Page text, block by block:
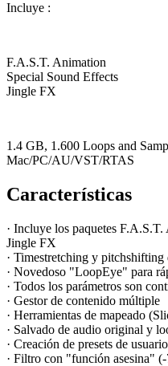
Incluye :
F.A.S.T. Animation
Special Sound Effects
Jingle FX
1.4 GB, 1.600 Loops and
Mac/PC/AU/VST/RTAS
Características
· Incluye los paquetes
Jingle FX
· Timestretching y
· Novedoso "LoopEye" para
· Todos los parámetros son
· Gestor de contenido múltiple
· Herramientas de mapeado
· Salvado de audio original y
· Creación de presets de usuario
· Filtro con "función asesina"